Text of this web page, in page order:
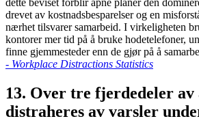
drevet av kostnadsbesparelser og en
nærhet tilsvarer samarbeid. I virkeligheten
kontorer mer tid på å bruke hodetelefoner,
finne gjemmesteder enn de gjør på å
- Workplace Distractions Statistics
13. Over tre fjerdedeler av
distraheres av varsler